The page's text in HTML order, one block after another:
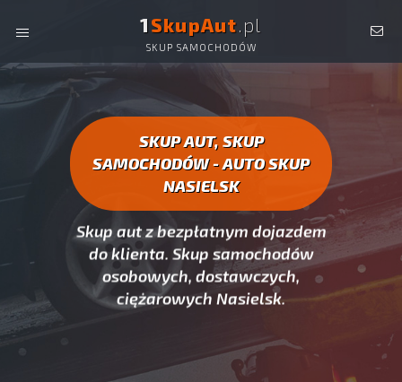
1SkupAut.pl
SKUP SAMOCHODÓW
AUTO SKUP NASIELSK -
SAMOCHODÓW NASIELSK
SKUP AUT, SKUP
SAMOCHODÓW - AUTO SKUP
NASIELSK
Skup aut z bezpłatnym dojazdem
do klienta. Skup samochodów
osobowych, dostawczych,
ciężarowych Nasielsk.